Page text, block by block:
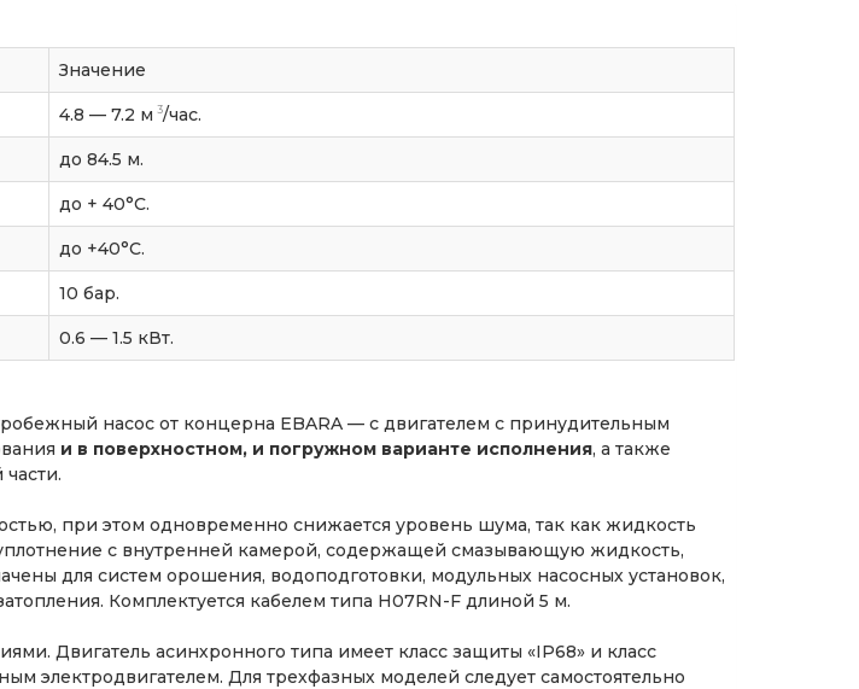
Значение
4.8 — 7.2 м 3/час.
до 84.5 м.
до + 40°С.
до +40°С.
10 бар.
0.6 — 1.5 кВт.
насос от концерна EBARA — с двигателем с принудительным
и в поверхностном, и погружном варианте исполнения, а также
при этом одновременно снижается уровень шума, так как жидкость
с внутренней камерой, содержащей смазывающую жидкость,
для систем орошения, водоподготовки, модульных насосных установок,
Комплектуется кабелем типа H07RN-F длиной 5 м.
Двигатель асинхронного типа имеет класс защиты «IP68» и класс
электродвигателем. Для трехфазных моделей следует самостоятельно